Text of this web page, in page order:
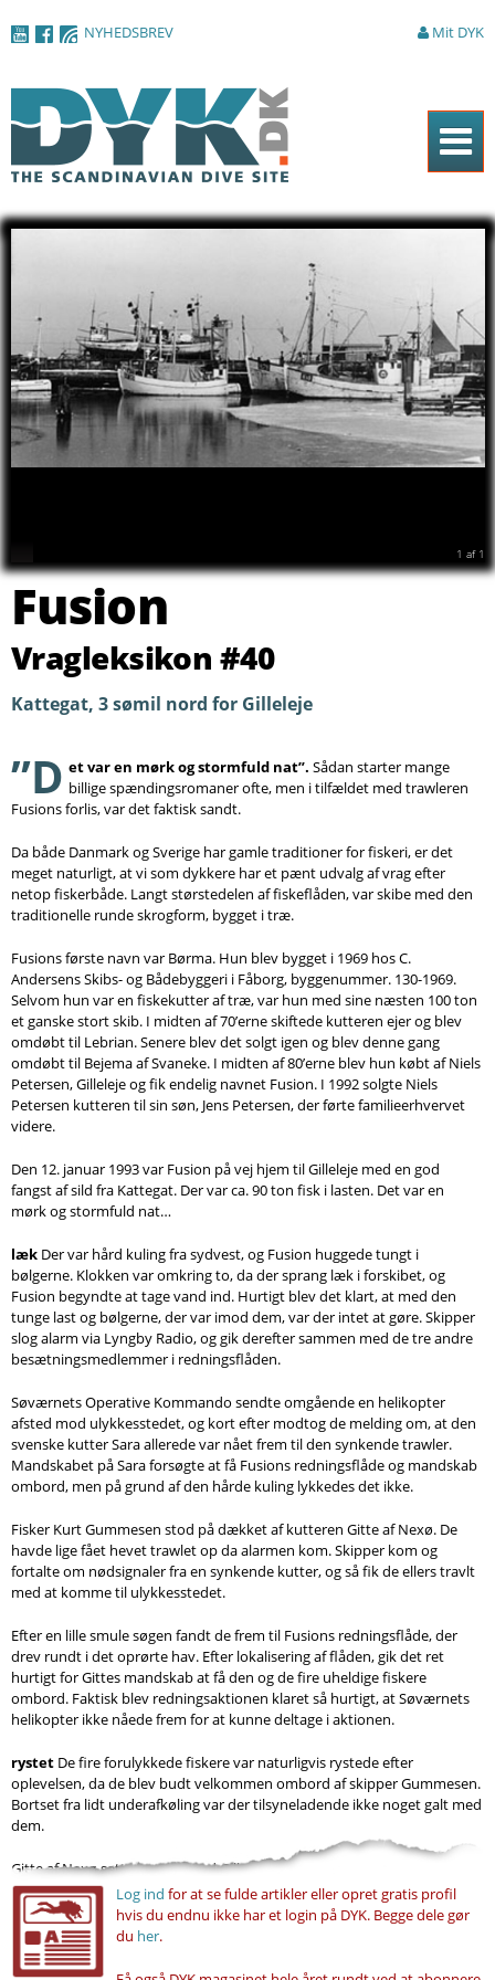
NYHEDSBREV Mit DYK
Magasinet
Artikler
DYK Guiden
Shop
Om DYK
1 af 1
Fusion
Vragleksikon #40
Kattegat, 3 sømil nord for Gilleleje
”D et var en mørk og stormfuld nat”. Sådan starter mange
billige spændingsromaner ofte, men i tilfældet med trawleren
Fusions forlis, var det faktisk sandt.
Da både Danmark og Sverige har gamle traditioner for fiskeri, er det
meget naturligt, at vi som dykkere har et pænt udvalg af vrag efter
netop fiskerbåde. Langt størstedelen af fiskeflåden, var skibe med den
traditionelle runde skrogform, bygget i træ.
Fusions første navn var Børma. Hun blev bygget i 1969 hos C.
Andersens Skibs- og Bådebyggeri i Fåborg, byggenummer. 130-1969.
Selvom hun var en fiskekutter af træ, var hun med sine næsten 100 ton
et ganske stort skib. I midten af 70’erne skiftede kutteren ejer og blev
omdøbt til Lebrian. Senere blev det solgt igen og blev denne gang
omdøbt til Bejema af Svaneke. I midten af 80’erne blev hun købt af Niels
Petersen, Gilleleje og fik endelig navnet Fusion. I 1992 solgte Niels
Petersen kutteren til sin søn, Jens Petersen, der førte familieerhvervet
videre.
Den 12. januar 1993 var Fusion på vej hjem til Gilleleje med en god
fangst af sild fra Kattegat. Der var ca. 90 ton fisk i lasten. Det var en
mørk og stormfuld nat…
læk Der var hård kuling fra sydvest, og Fusion huggede tungt i
bølgerne. Klokken var omkring to, da der sprang læk i forskibet, og
Fusion begyndte at tage vand ind. Hurtigt blev det klart, at med den
tunge last og bølgerne, der var imod dem, var der intet at gøre. Skipper
slog alarm via Lyngby Radio, og gik derefter sammen med de tre andre
besætningsmedlemmer i redningsflåden.
Søværnets Operative Kommando sendte omgående en helikopter
afsted mod ulykkesstedet, og kort efter modtog de melding om, at den
svenske kutter Sara allerede var nået frem til den synkende trawler.
Mandskabet på Sara forsøgte at få Fusions redningsflåde og mandskab
ombord, men på grund af den hårde kuling lykkedes det ikke.
Fisker Kurt Gummesen stod på dækket af kutteren Gitte af Nexø. De
havde lige fået hevet trawlet op da alarmen kom. Skipper kom og
fortalte om nødsignaler fra en synkende kutter, og så fik de ellers travlt
med at komme til ulykkesstedet.
Efter en lille smule søgen fandt de frem til Fusions redningsflåde, der
drev rundt i det oprørte hav. Efter lokalisering af flåden, gik det ret
hurtigt for Gittes mandskab at få den og de fire uheldige fiskere
ombord. Faktisk blev redningsaktionen klaret så hurtigt, at Søværnets
helikopter ikke nåede frem for at kunne deltage i aktionen.
rystet De fire forulykkede fiskere var naturligvis rystede efter
oplevelsen, da de blev budt velkommen ombord af skipper Gummesen.
Bortset fra lidt underafkøling var der tilsyneladende ikke noget galt med
dem.
Gitte af Nexø satte kursen mod Gilleleje og der nåede de frem i...
Log ind for at se fulde artikler eller opret gratis profil
hvis du endnu ikke har et login på DYK. Begge dele gør
du her.